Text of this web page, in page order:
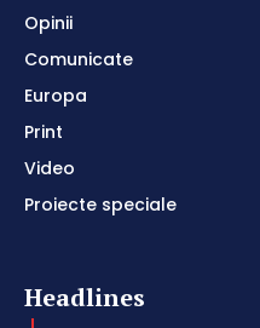
Opinii
Comunicate
Europa
Print
Video
Proiecte speciale
Headlines